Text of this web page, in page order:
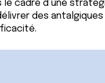
dans le cadre
à délivrer des